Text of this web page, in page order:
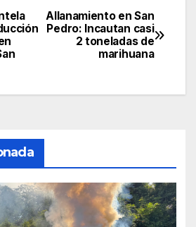
Allanamiento en San
Pedro: Incautan casi
2 toneladas de
marihuana